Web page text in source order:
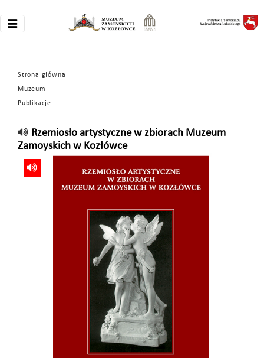
Strona główna
Muzeum
Publikacje
Rzemiosło artystyczne w zbiorach Muzeum
Zamoyskich w Kozłówce